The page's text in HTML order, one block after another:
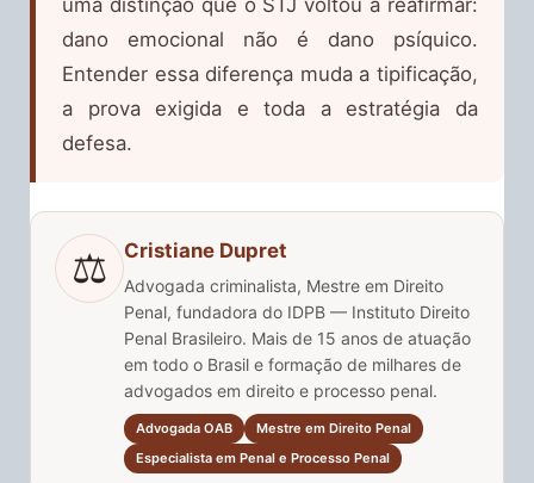
dano emocional não é dano psíquico.
Entender essa diferença muda a tipificação,
a prova exigida e toda a estratégia da
defesa.
⚖️ Cristiane Dupret
Advogada criminalista, Mestre em Direito
Penal, fundadora do IDPB — Instituto Direito
Penal Brasileiro. Mais de 15 anos de atuação
em todo o Brasil e formação de milhares de
advogados em direito e processo penal.
Advogada OAB
Mestre em Direito Penal
Especialista em Penal e Processo Penal